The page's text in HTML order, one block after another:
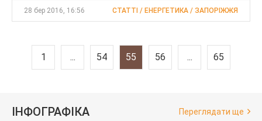
28 бер 2016, 16:56 CТАТТІ / ЕНЕРГЕТИКА / ЗАПОРІЖЖЯ
1 ... 54 55 56 ... 65
ІНФОГРАФІКА Переглядати ще